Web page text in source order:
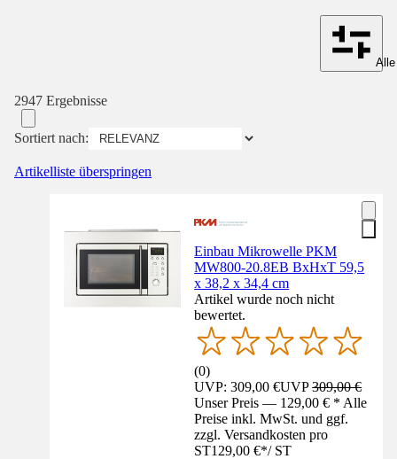
2947 Ergebnisse
Sortiert nach:
Artikelliste überspringen
Einbau Mikrowelle PKM
MW800-20.8EB BxHxT 59,5
x 38,2 x 34,4 cm
Artikel wurde noch nicht
bewertet.
(0)
UVP: 309,00 €UVP309,00 €
Unser Preis — 129,00 € * Alle
Preise inkl. MwSt. und ggf.
zzgl. Versandkosten pro
ST129,00 €*/ ST